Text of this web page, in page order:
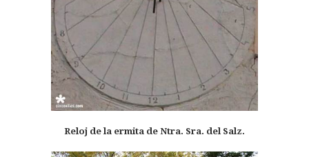
Reloj de la ermita de Ntra. Sra. del Salz.